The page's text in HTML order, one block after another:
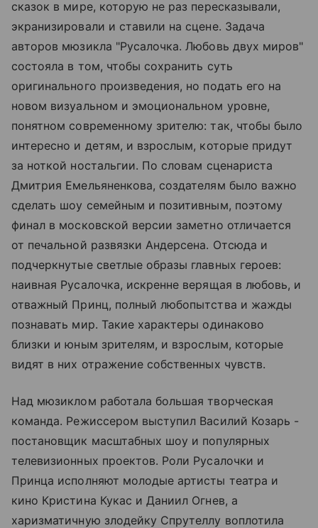
сказок в мире, которую не раз пересказывали,
экранизировали и ставили на сцене. Задача
авторов мюзикла "Русалочка. Любовь двух миров"
состояла в том, чтобы сохранить суть
оригинального произведения, но подать его на
новом визуальном и эмоциональном уровне,
понятном современному зрителю: так, чтобы было
интересно и детям, и взрослым, которые придут
за ноткой ностальгии. По словам сценариста
Дмитрия Емельяненкова, создателям было важно
сделать шоу семейным и позитивным, поэтому
финал в московской версии заметно отличается
от печальной развязки Андерсена. Отсюда и
подчеркнутые светлые образы главных героев:
наивная Русалочка, искренне верящая в любовь, и
отважный Принц, полный любопытства и жажды
познавать мир. Такие характеры одинаково
близки и юным зрителям, и взрослым, которые
видят в них отражение собственных чувств.
Над мюзиклом работала большая творческая
команда. Режиссером выступил Василий Козарь -
постановщик масштабных шоу и популярных
телевизионных проектов. Роли Русалочки и
Принца исполняют молодые артисты театра и
кино Кристина Кукас и Даниил Огнев, а
харизматичную злодейку Спрутеллу воплотила